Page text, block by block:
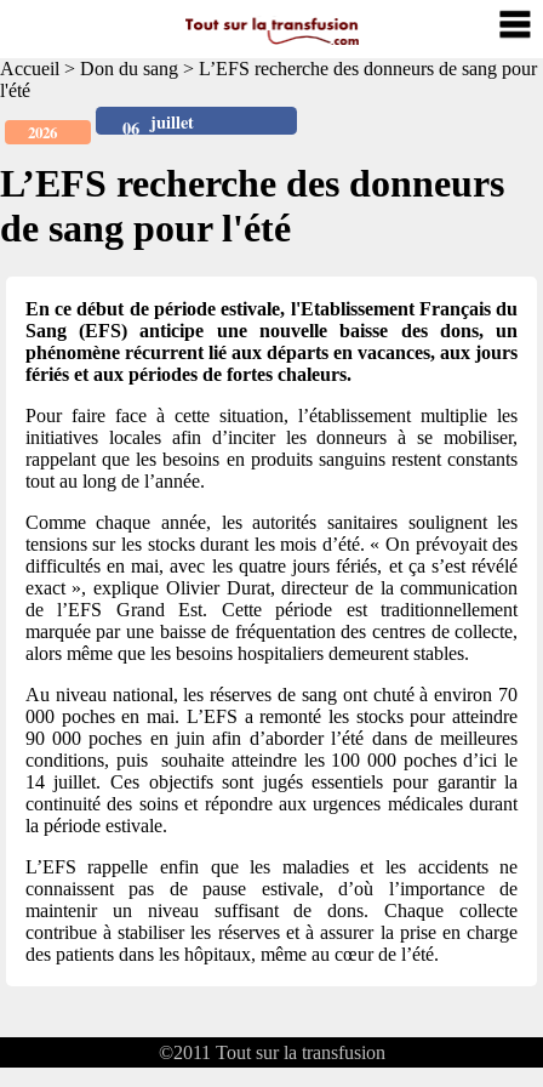
Accueil > Don du sang > L’EFS recherche des donneurs de sang pour
l'été
juillet
06
2026
L’EFS recherche des donneurs
de sang pour l'été
En ce début de période estivale, l'Etablissement Français du
Sang (EFS) anticipe une nouvelle baisse des dons, un
phénomène récurrent lié aux départs en vacances, aux jours
fériés et aux périodes de fortes chaleurs.
Pour faire face à cette situation, l’établissement multiplie les
initiatives locales afin d’inciter les donneurs à se mobiliser,
rappelant que les besoins en produits sanguins restent constants
tout au long de l’année.
Comme chaque année, les autorités sanitaires soulignent les
tensions sur les stocks durant les mois d’été. « On prévoyait des
difficultés en mai, avec les quatre jours fériés, et ça s’est révélé
exact », explique Olivier Durat, directeur de la communication
de l’EFS Grand Est. Cette période est traditionnellement
marquée par une baisse de fréquentation des centres de collecte,
alors même que les besoins hospitaliers demeurent stables.
Au niveau national, les réserves de sang ont chuté à environ 70
000 poches en mai. L’EFS a remonté les stocks pour atteindre
90 000 poches en juin afin d’aborder l’été dans de meilleures
conditions, puis souhaite atteindre les 100 000 poches d’ici le
14 juillet. Ces objectifs sont jugés essentiels pour garantir la
continuité des soins et répondre aux urgences médicales durant
la période estivale.
L’EFS rappelle enfin que les maladies et les accidents ne
connaissent pas de pause estivale, d’où l’importance de
maintenir un niveau suffisant de dons. Chaque collecte
contribue à stabiliser les réserves et à assurer la prise en charge
des patients dans les hôpitaux, même au cœur de l’été.
©2011 Tout sur la transfusion